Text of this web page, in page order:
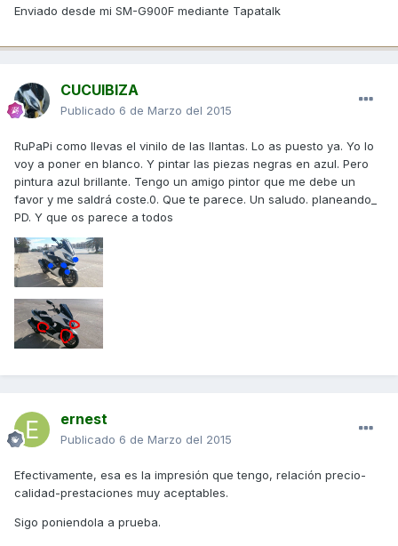
Enviado desde mi SM-G900F mediante Tapatalk
CUCUIBIZA
Publicado 6 de Marzo del 2015
RuPaPi como llevas el vinilo de las llantas. Lo as puesto ya. Yo lo
voy a poner en blanco. Y pintar las piezas negras en azul. Pero
pintura azul brillante. Tengo un amigo pintor que me debe un
favor y me saldrá coste.0. Que te parece. Un saludo. planeando_
PD. Y que os parece a todos
ernest
Publicado 6 de Marzo del 2015
Efectivamente, esa es la impresión que tengo, relación precio-
calidad-prestaciones muy aceptables.
Sigo poniendola a prueba.